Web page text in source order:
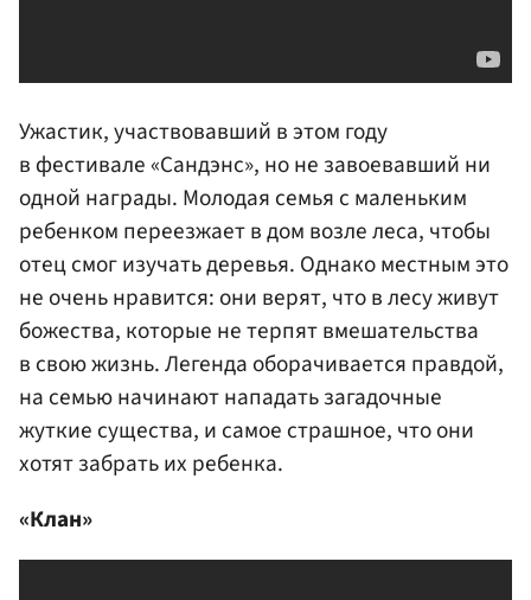
Ужастик, участвовавший в этом году
в фестивале «Сандэнс», но не завоевавший ни
одной награды. Молодая семья с маленьким
ребенком переезжает в дом возле леса, чтобы
отец смог изучать деревья. Однако местным это
не очень нравится: они верят, что в лесу живут
божества, которые не терпят вмешательства
в свою жизнь. Легенда оборачивается правдой,
на семью начинают нападать загадочные
жуткие существа, и самое страшное, что они
хотят забрать их ребенка.
«Клан»